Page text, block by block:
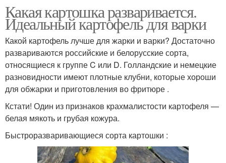
Какая картошка разваривается.
Идеальный картофель для варки
Какой картофель лучше для жарки и варки? Достаточно
развариваются российские и белорусские сорта,
относящиеся к группе C или D. Голландские и немецкие
разновидности имеют плотные клубни, которые хороши
для обжарки и приготовления во фритюре .
Кстати! Один из признаков крахмалистости картофеля —
белая мякоть и грубая кожура.
Быстроразваривающиеся сорта картошки :